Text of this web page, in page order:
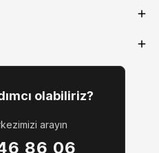
olabiliriz?
arayın
86 06